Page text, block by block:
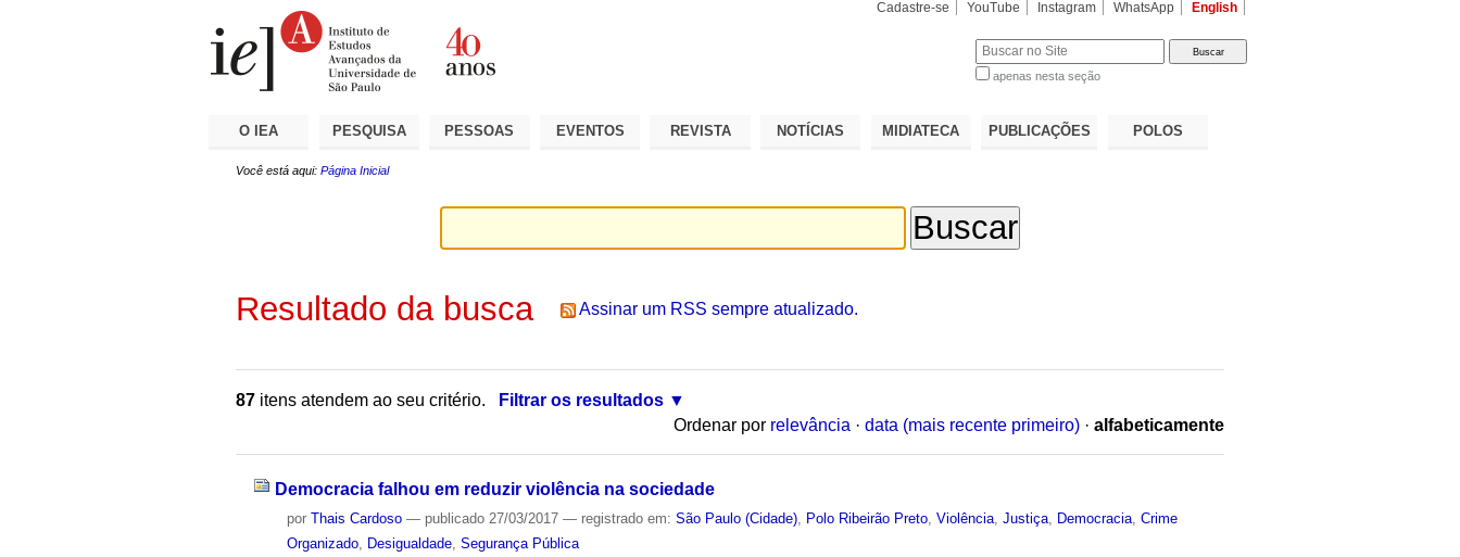
Cadastre-se YouTube Instagram WhatsApp English
apenas nesta seção
O IEA PESQUISA PESSOAS EVENTOS REVISTA NOTÍCIAS MIDIATECA PUBLICAÇÕES POLOS
Você está aqui: Página Inicial
Resultado da busca Assinar um RSS sempre atualizado.
87 itens atendem ao seu critério.
Filtrar os resultados
Ordenar por relevância · data (mais recente primeiro) · alfabeticamente
Democracia falhou em reduzir violência na sociedade
porThais Cardoso — publicado 27/03/2017— registrado em:São Paulo (Cidade) Polo Ribeirão Preto ,Violência ,Justiça Democracia ,Crime
Organizado
Desigualdade ,Segurança Pública